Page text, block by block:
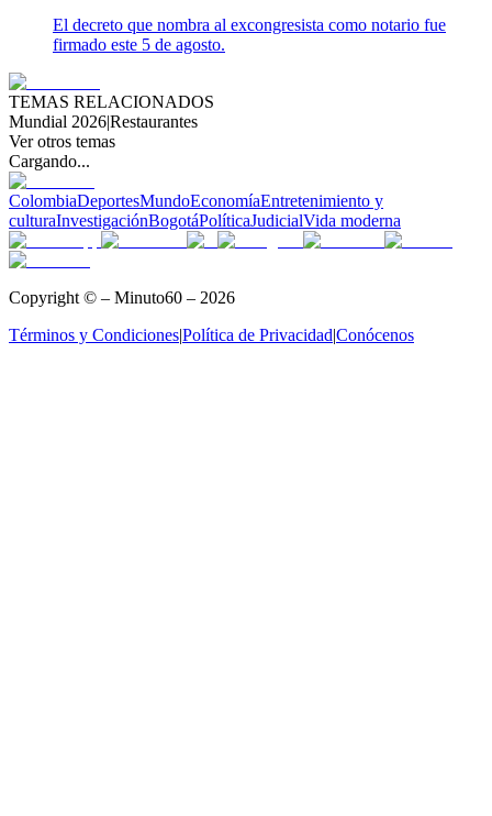
El decreto que nombra al excongresista como notario fue
firmado este 5 de agosto.
TEMAS RELACIONADOS
Mundial 2026|Restaurantes
Ver otros temas
Cargando...
ColombiaDeportesMundoEconomíaEntretenimiento y
culturaInvestigaciónBogotáPolíticaJudicialVida moderna
Copyright © – Minuto60 – 2026
Términos y Condiciones|Política de Privacidad|Conócenos